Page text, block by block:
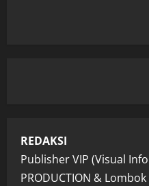
REDAKSI
Publisher VIP (Visual
PRODUCTION &